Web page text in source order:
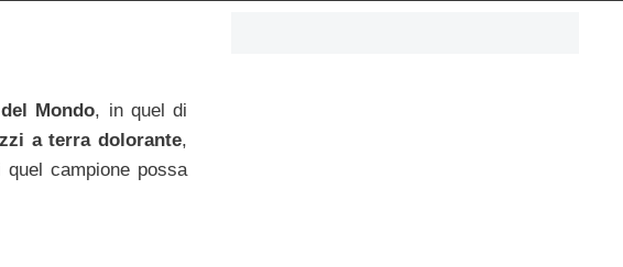
Mondo, in quel di
a terra dolorante,
campione possa